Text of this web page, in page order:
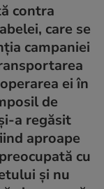
contra
care se
campaniei
ei în
de
a regăsit
aproape
cu
şi nu